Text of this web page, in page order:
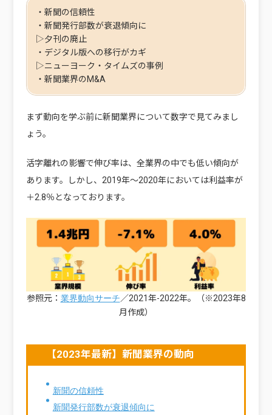
・新聞の信頼性
・新聞発行部数が衰退傾向に
▷夕刊の廃止
・デジタル版への移行がカギ
▷ニューヨーク・タイムズの事例
・新聞業界のM&A
まず動向を学ぶ前に新聞業界について数字で見てみまし
ょう。
活字離れの影響で伸び率は、全業界の中でも低い傾向が
あります。しかし、2019年～2020年においては利益率が
＋2.8％となっております。
参照元： 業界動向サーチ ／2021年-2022年。（※2023年8
月作成）
【2023年最新】新聞業界の動向
新聞の信頼性
新聞発行部数が衰退傾向に